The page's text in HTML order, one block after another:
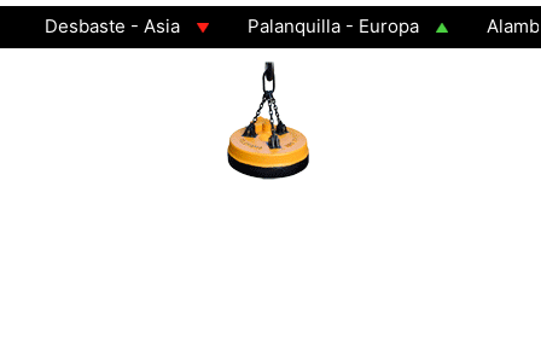
Desbaste - Asia Palanquilla - Europa